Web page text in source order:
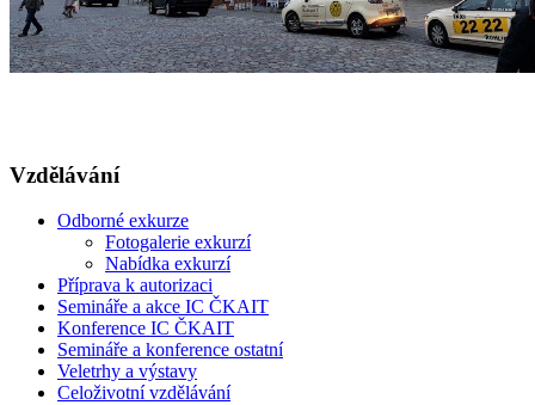
Vzdělávání
Odborné exkurze
Fotogalerie exkurzí
Nabídka exkurzí
Příprava k autorizaci
Semináře a akce IC ČKAIT
Konference IC ČKAIT
Semináře a konference ostatní
Veletrhy a výstavy
Celoživotní vzdělávání